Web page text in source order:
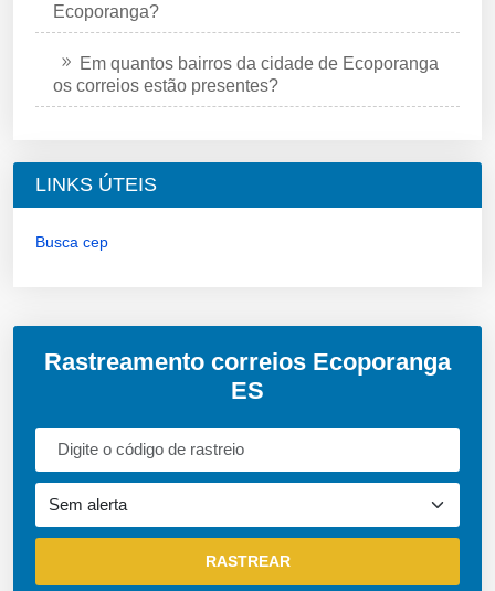
Ecoporanga?
Em quantos bairros da cidade de Ecoporanga
os correios estão presentes?
LINKS ÚTEIS
Busca cep
Rastreamento correios Ecoporanga
ES